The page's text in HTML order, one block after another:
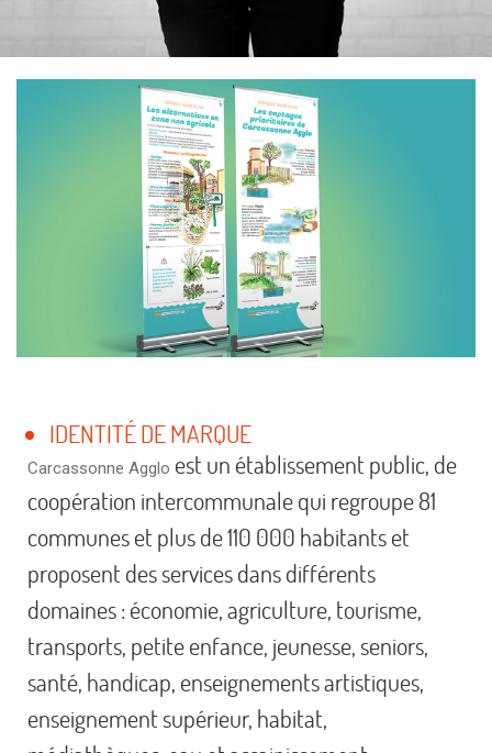
IDENTITÉ DE MARQUE
Carcassonne Agglo est un établissement public, de
coopération intercommunale qui regroupe 81
communes et plus de 110 000 habitants et
proposent des services dans différents
domaines : économie, agriculture, tourisme,
transports, petite enfance, jeunesse, seniors,
santé, handicap, enseignements artistiques,
enseignement supérieur, habitat,